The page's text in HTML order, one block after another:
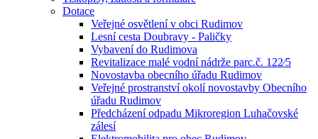
Dotace
Veřejné osvětlení v obci Rudimov
Lesní cesta Doubravy - Paličky
Vybavení do Rudimova
Revitalizace malé vodní nádrže parc.č. 122⁄5
Novostavba obecního úřadu Rudimov
Veřejné prostranství okolí novostavby Obecního
úřadu Rudimov
Předcházení odpadu Mikroregion Luhačovské
zálesí